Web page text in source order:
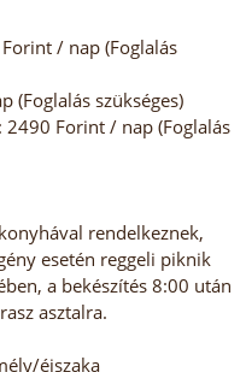
/ nap (Foglalás
(Foglalás szükséges)
2490 Forint / nap (Foglalás
rendelkeznek,
esetén reggeli piknik
a bekészítés 8:00 után
asztalra.
éjszaka